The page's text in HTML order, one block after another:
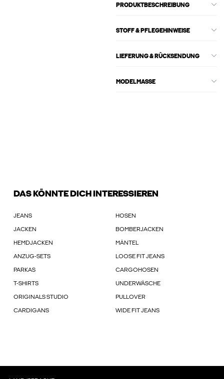
PRODUKTBESCHREIBUNG
STOFF & PFLEGEHINWEISE
LIEFERUNG & RÜCKSENDUNG
MODELMASSE
DAS KÖNNTE DICH INTERESSIEREN
JEANS HOSEN
JACKEN BOMBERJACKEN
HEMDJACKEN MÄNTEL
ANZUG-SETS LOOSE FIT JEANS
PARKAS CARGOHOSEN
T-SHIRTS UNDERWÄSCHE
ORIGINALS STUDIO PULLOVER
CARDIGANS WIDE FIT JEANS